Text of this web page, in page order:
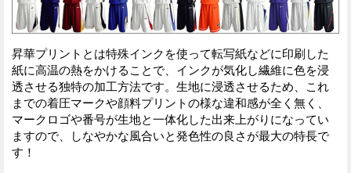
昇華プリントとは特殊インクを使って転写紙などに印刷した
紙に高温の熱をかけることで、インクが気化し繊維に色を浸
透させる独特の加工方法です。生地に浸透させるため、これ
までの着圧マークや顔料プリントの様な違和感が全く無く、
マークロゴや番号が生地と一体化した出来上がりになってい
ますので、しなやかな風合いと発色性の良さが最大の特長で
す！